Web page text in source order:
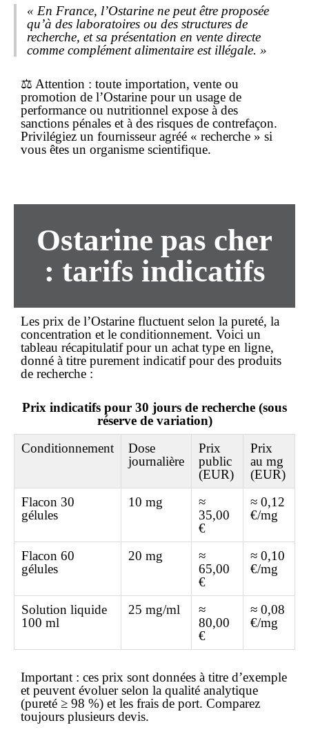
« En France, l’Ostarine ne peut être proposée
qu’à des laboratoires ou des structures de
recherche, et sa présentation en vente directe
comme complément alimentaire est illégale. »
⚖️ Attention : toute importation, vente ou
promotion de l’Ostarine pour un usage de
performance ou nutritionnel expose à des
sanctions pénales et à des risques de contrefaçon.
Privilégiez un fournisseur agréé « recherche » si
vous êtes un organisme scientifique.
Ostarine pas cher
: tarifs indicatifs
Les prix de l’Ostarine fluctuent selon la pureté, la
concentration et le conditionnement. Voici un
tableau récapitulatif pour un achat type en ligne,
donné à titre purement indicatif pour des produits
de recherche :
Prix indicatifs pour 30 jours de recherche (sous
réserve de variation)
Conditionnement
Dose
journalière
Prix
public
(EUR)
Prix
au mg
(EUR)
Flacon 30
gélules
10 mg
≈
35,00
€
≈ 0,12
€/mg
Flacon 60
gélules
20 mg
≈
65,00
€
≈ 0,10
€/mg
Solution liquide
100 ml
25 mg/ml
≈
80,00
€
≈ 0,08
€/mg
Important : ces prix sont données à titre d’exemple
et peuvent évoluer selon la qualité analytique
(pureté ≥ 98 %) et les frais de port. Comparez
toujours plusieurs devis.